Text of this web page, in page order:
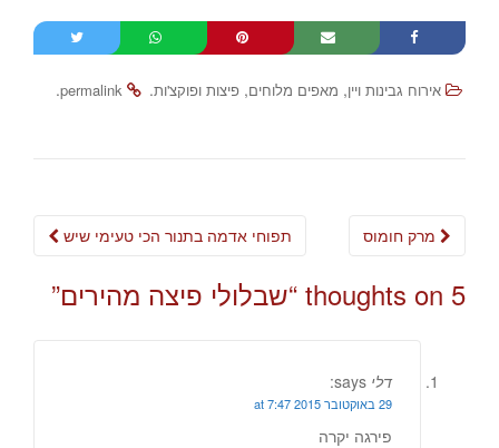
אירוח גבינות ויין, מאפים מלוחים, פיצות ופוקצ'ות.
permalink
.
Post
תפוחי אדמה בתנור הכי טעימי שיש
5 thoughts on “ שבלולי פיצה מהירים”
דלי says:
29 באוקטובר 2015 at 7:47
פירגה יקרה